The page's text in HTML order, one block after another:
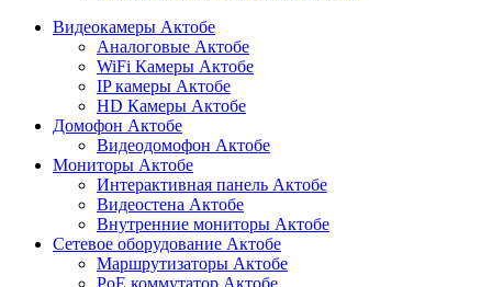
Видеокамеры Актобе
Аналоговые Актобе
WiFi Камеры Актобе
IP камеры Актобе
HD Камеры Актобе
Домофон Актобе
Видеодомофон Актобе
Мониторы Актобе
Интерактивная панель Актобе
Видеостена Актобе
Внутренние мониторы Актобе
Сетевое оборудование Актобе
Маршрутизаторы Актобе
PoE коммутатор Актобе